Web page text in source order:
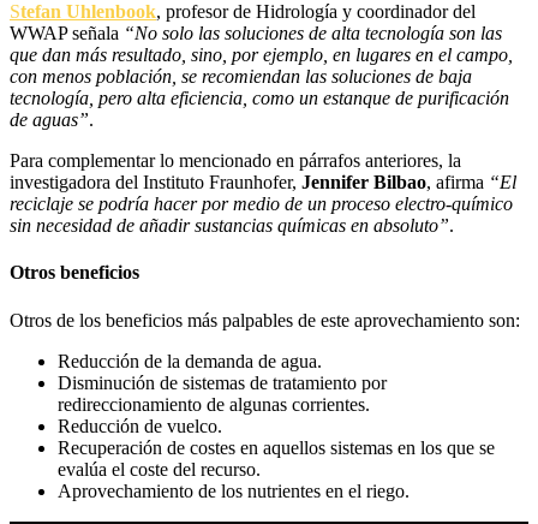
Stefan Uhlenbook, profesor de Hidrología y coordinador del
WWAP señala “No solo las soluciones de alta tecnología son las
que dan más resultado, sino, por ejemplo, en lugares en el campo,
con menos población, se recomiendan las soluciones de baja
tecnología, pero alta eficiencia, como un estanque de purificación
de aguas”.
Para complementar lo mencionado en párrafos anteriores, la
investigadora del Instituto Fraunhofer, Jennifer Bilbao, afirma “El
reciclaje se podría hacer por medio de un proceso electro-químico
sin necesidad de añadir sustancias químicas en absoluto”.
Otros beneficios
Otros de los beneficios más palpables de este aprovechamiento son:
Reducción de la demanda de agua.
Disminución de sistemas de tratamiento por
redireccionamiento de algunas corrientes.
Reducción de vuelco.
Recuperación de costes en aquellos sistemas en los que se
evalúa el coste del recurso.
Aprovechamiento de los nutrientes en el riego.